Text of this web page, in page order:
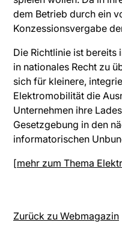
dem Betrieb durch ein
Konzessionsvergabe
Die Richtlinie ist bereits
in nationales Recht zu
sich für kleinere,
Elektromobilität die
Unternehmen ihre
Gesetzgebung in den
informatorischen
[mehr zum Thema
Zurück zu Webmagazin